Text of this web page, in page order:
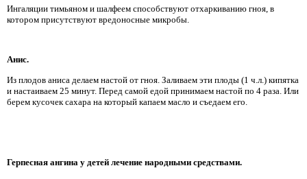
Ингаляции тимьяном и шалфеем способствуют отхаркиванию гноя, в
котором присутствуют вредоносные микробы.
Анис.
Из плодов аниса делаем настой от гноя. Заливаем эти плоды (1 ч.л.) кипятка
и настаиваем 25 минут. Перед самой едой принимаем настой по 4 раза. Или
берем кусочек сахара на который капаем масло и съедаем его.
Герпесная ангина у детей лечение народными средствами.